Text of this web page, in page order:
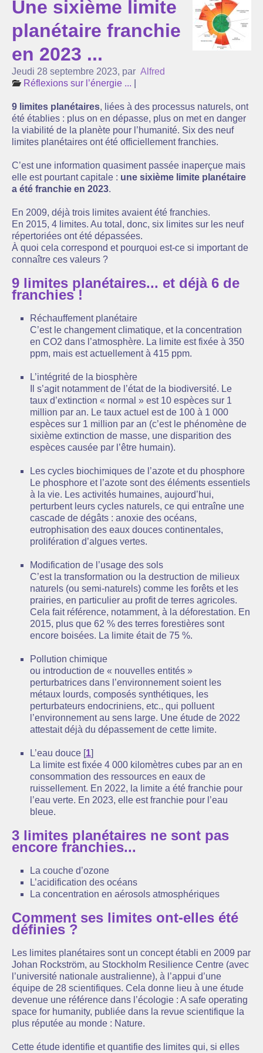
L’association Com’Toit
Nos partenaires
Agenda
Actualité
Réflexions sur l’énergie ...
Suivi de la production de nos centrales solaires
Une sixième limite
planétaire franchie
en 2023 ...
Jeudi 28 septembre 2023, par Alfred
Réflexions sur l’énergie ...
9 limites planétaires, liées à des processus naturels, ont
été établies : plus on en dépasse, plus on met en danger
la viabilité de la planète pour l’humanité. Six des neuf
limites planétaires ont été officiellement franchies.
C’est une information quasiment passée inaperçue mais
elle est pourtant capitale : une sixième limite planétaire
a été franchie en 2023.
En 2009, déjà trois limites avaient été franchies.
En 2015, 4 limites. Au total, donc, six limites sur les neuf
répertoriées ont été dépassées.
À quoi cela correspond et pourquoi est-ce si important de
connaître ces valeurs ?
9 limites planétaires... et déjà 6 de
franchies !
Réchauffement planétaire
C’est le changement climatique, et la concentration
en CO2 dans l’atmosphère. La limite est fixée à 350
ppm, mais est actuellement à 415 ppm.
L’intégrité de la biosphère
Il s’agit notamment de l’état de la biodiversité. Le
taux d’extinction « normal » est 10 espèces sur 1
million par an. Le taux actuel est de 100 à 1 000
espèces sur 1 million par an (c’est le phénomène de
sixième extinction de masse, une disparition des
espèces causée par l’être humain).
Les cycles biochimiques de l’azote et du phosphore
Le phosphore et l’azote sont des éléments essentiels
à la vie. Les activités humaines, aujourd’hui,
perturbent leurs cycles naturels, ce qui entraîne une
cascade de dégâts : anoxie des océans,
eutrophisation des eaux douces continentales,
prolifération d’algues vertes.
Modification de l’usage des sols
C’est la transformation ou la destruction de milieux
naturels (ou semi-naturels) comme les forêts et les
prairies, en particulier au profit de terres agricoles.
Cela fait référence, notamment, à la déforestation. En
2015, plus que 62 % des terres forestières sont
encore boisées. La limite était de 75 %.
Pollution chimique
ou introduction de « nouvelles entités »
perturbatrices dans l’environnement soient les
métaux lourds, composés synthétiques, les
perturbateurs endocriniens, etc., qui polluent
l’environnement au sens large. Une étude de 2022
attestait déjà du dépassement de cette limite.
L’eau douce [1]
La limite est fixée 4 000 kilomètres cubes par an en
consommation des ressources en eaux de
ruissellement. En 2022, la limite a été franchie pour
l’eau verte. En 2023, elle est franchie pour l’eau
bleue.
3 limites planétaires ne sont pas
encore franchies...
La couche d’ozone
L’acidification des océans
La concentration en aérosols atmosphériques
Comment ses limites ont-elles été
définies ?
Les limites planétaires sont un concept établi en 2009 par
Johan Rockström, au Stockholm Resilience Centre (avec
l’université nationale australienne), à l’appui d’une
équipe de 28 scientifiques. Cela donne lieu à une étude
devenue une référence dans l’écologie : A safe operating
space for humanity, publiée dans la revue scientifique la
plus réputée au monde : Nature.
Cette étude identifie et quantifie des limites qui, si elles